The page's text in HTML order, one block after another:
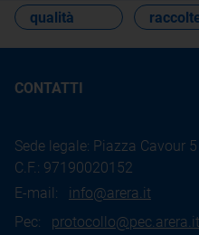
qualità
CONTATTI
Sede legale: Piazza Cavour
C.F.: 97190020152
E-mail: info@arera.it
Pec: protocollo@pec.arera.it